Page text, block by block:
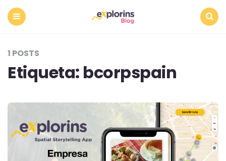
1 POSTS
Etiqueta: bcorpspain